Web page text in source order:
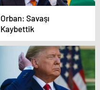
Orban: Savaşı
Kaybettik